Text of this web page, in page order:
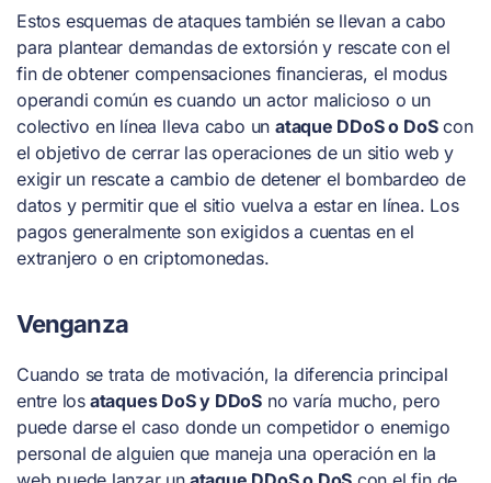
Estos esquemas de ataques también se llevan a cabo
para plantear demandas de extorsión y rescate con el
fin de obtener compensaciones financieras, el modus
operandi común es cuando un actor malicioso o un
colectivo en línea lleva cabo un ataque DDoS o DoScon
el objetivo de cerrar las operaciones de un sitio web y
exigir un rescate a cambio de detener el bombardeo de
datos y permitir que el sitio vuelva a estar en línea. Los
pagos generalmente son exigidos a cuentas en el
extranjero o en criptomonedas.
Venganza
Cuando se trata de motivación, la diferencia principal
entre los ataques DoS y DDoS no varía mucho, pero
puede darse el caso donde un competidor o enemigo
personal de alguien que maneja una operación en la